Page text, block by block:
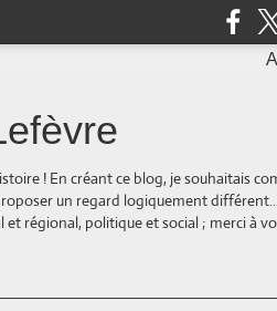
! En créant ce blog, je souhaitais
un regard logiquement
régional, politique et social ; merci à